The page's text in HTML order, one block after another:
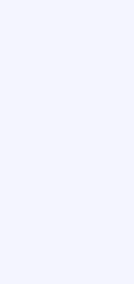
OK/ゼロから
ループ/教育